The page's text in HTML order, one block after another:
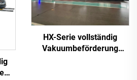
HX-Serie vollständig
Vakuumbeförderung